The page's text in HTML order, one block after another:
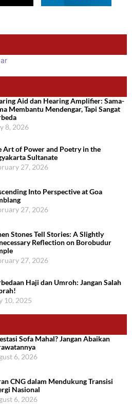
Aid dan Hearing Amplifier: Sama-
Membantu Mendengar, Tapi Sangat
8, 2026
Art of Power and Poetry in the
Sultanate
27, 2026
Into Perspective at Goa
27, 2026
Stones Tell Stories: A Slightly
Reflection on Borobudur
27, 2026
Haji dan Umroh: Jangan Salah
10, 2025
Sofa Mahal? Jangan Abaikan
6, 2026
CNG dalam Mendukung Transisi
Nasional
6, 2026